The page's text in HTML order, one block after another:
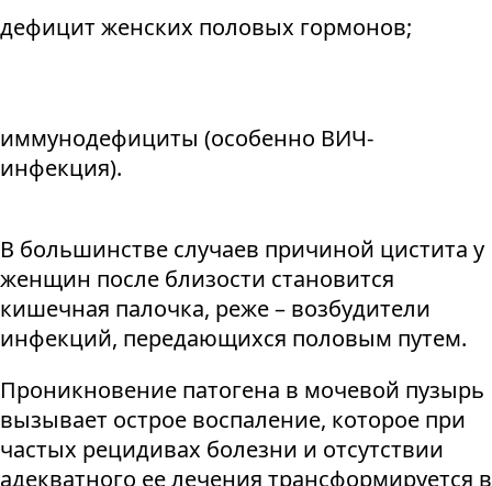
дефицит женских половых гормонов;
иммунодефициты (особенно ВИЧ-
инфекция).
В большинстве случаев причиной цистита у
женщин после близости становится
кишечная палочка, реже – возбудители
инфекций, передающихся половым путем.
Проникновение патогена в мочевой пузырь
вызывает острое воспаление, которое при
частых рецидивах болезни и отсутствии
адекватного ее лечения трансформируется в